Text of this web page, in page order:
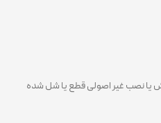
یا نصب غیر اصولی قطع یا شل شده